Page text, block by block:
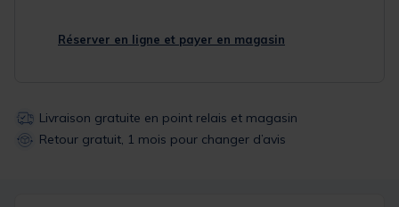
Réserver en ligne et payer en magasin
Livraison gratuite en point relais et magasin
Retour gratuit, 1 mois pour changer d’avis